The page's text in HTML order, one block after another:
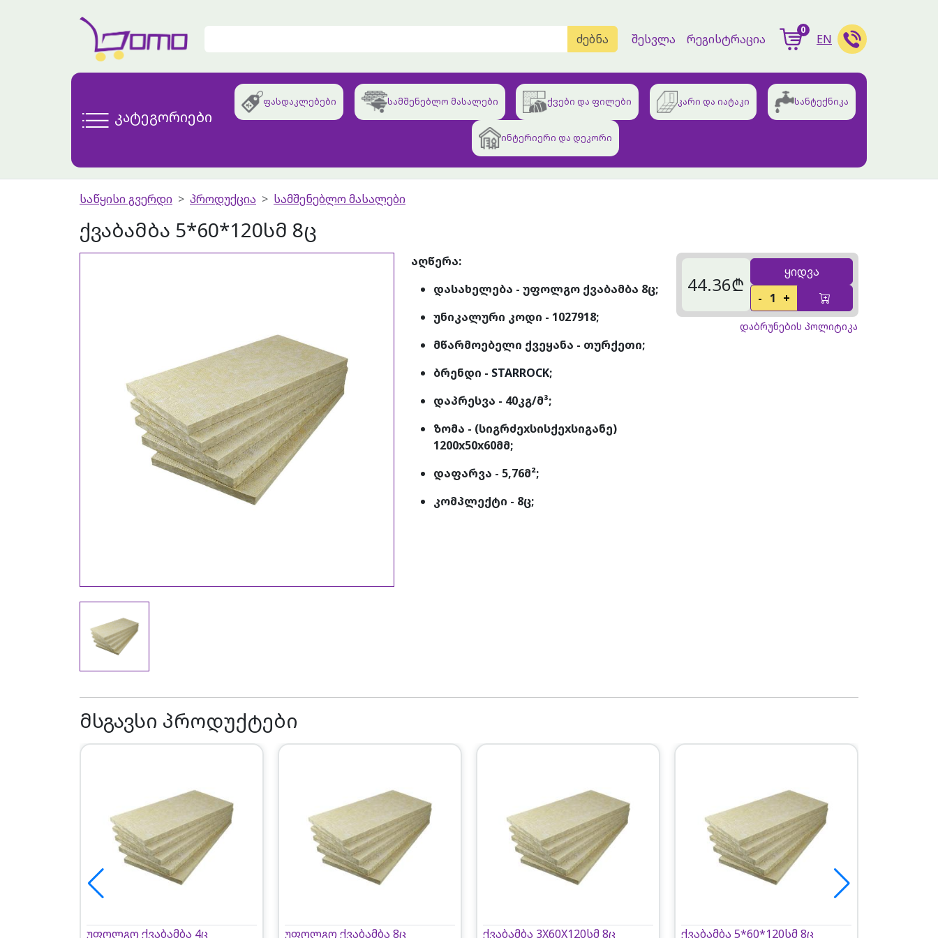
ძებნა შესვლა რეგისტრაცია
0
EN
კატეგორიები
ფასდაკლებები სამშენებლო მასალები ქვები და ფილები კარი და იატაკი სანტექნიკა
ინტერიერი და დეკორი
საწყისი გვერდი პროდუქცია სამშენებლო მასალები
ქვაბამბა 5*60*120სმ 8ც
აღწერა:
დასახელება - უფოლგო ქვაბამბა 8ც;
უნიკალური კოდი - 1027918;
მწარმოებელი ქვეყანა - თურქეთი;
ბრენდი - STARROCK;
დაპრესვა - 40კგ/მ³;
ზომა - (სიგრძეxსისქეxსიგანე)
1200x50x60მმ;
დაფარვა - 5,76მ²;
კომპლექტი - 8ც;
44.36₾
ყიდვა
- 1 +
დაბრუნების პოლიტიკა
მსგავსი პროდუქტები
უფოლგო ქვაბამბა 4ც უფოლგო ქვაბამბა 8ც ქვაბამბა 3X60X120სმ 8ც ქვაბამბა 5*60*120სმ 8ც